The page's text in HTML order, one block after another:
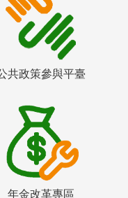
共政策參與平臺
年金改革專區